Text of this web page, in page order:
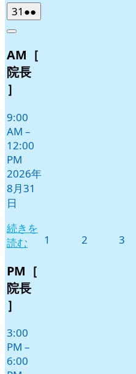
31 2026
年
月
31
日
●●
件
イ
Close
AM［
院長
］
9:00
AM –
12:00
PM
2026年
8月31
日
続きを
読む
PM［
院長
］
3:00
PM –
6:00
1 2 3